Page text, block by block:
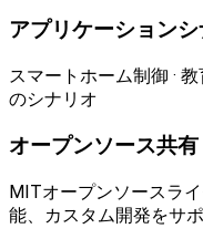
アプリケーション
スマートホーム制御 ·
のシナリオ
オープンソース共有
MITオープンソースラ
能、カスタム開発をサ